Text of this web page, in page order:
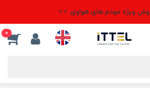
ویژه مودم های هواوی ⭐⭐
0